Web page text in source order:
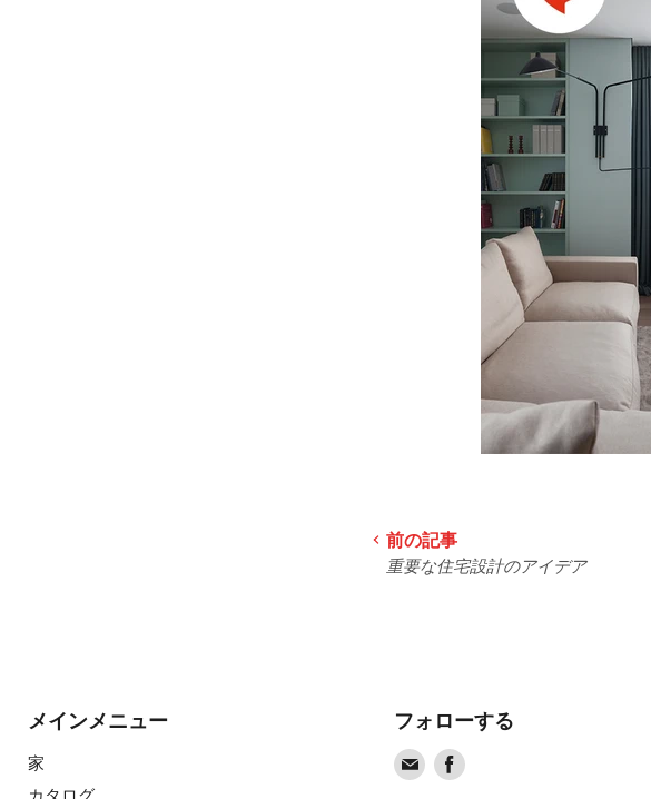
前の記事
重要な住宅設計のアイデア
メインメニュー
家
カタログ
フォローする
Find Find